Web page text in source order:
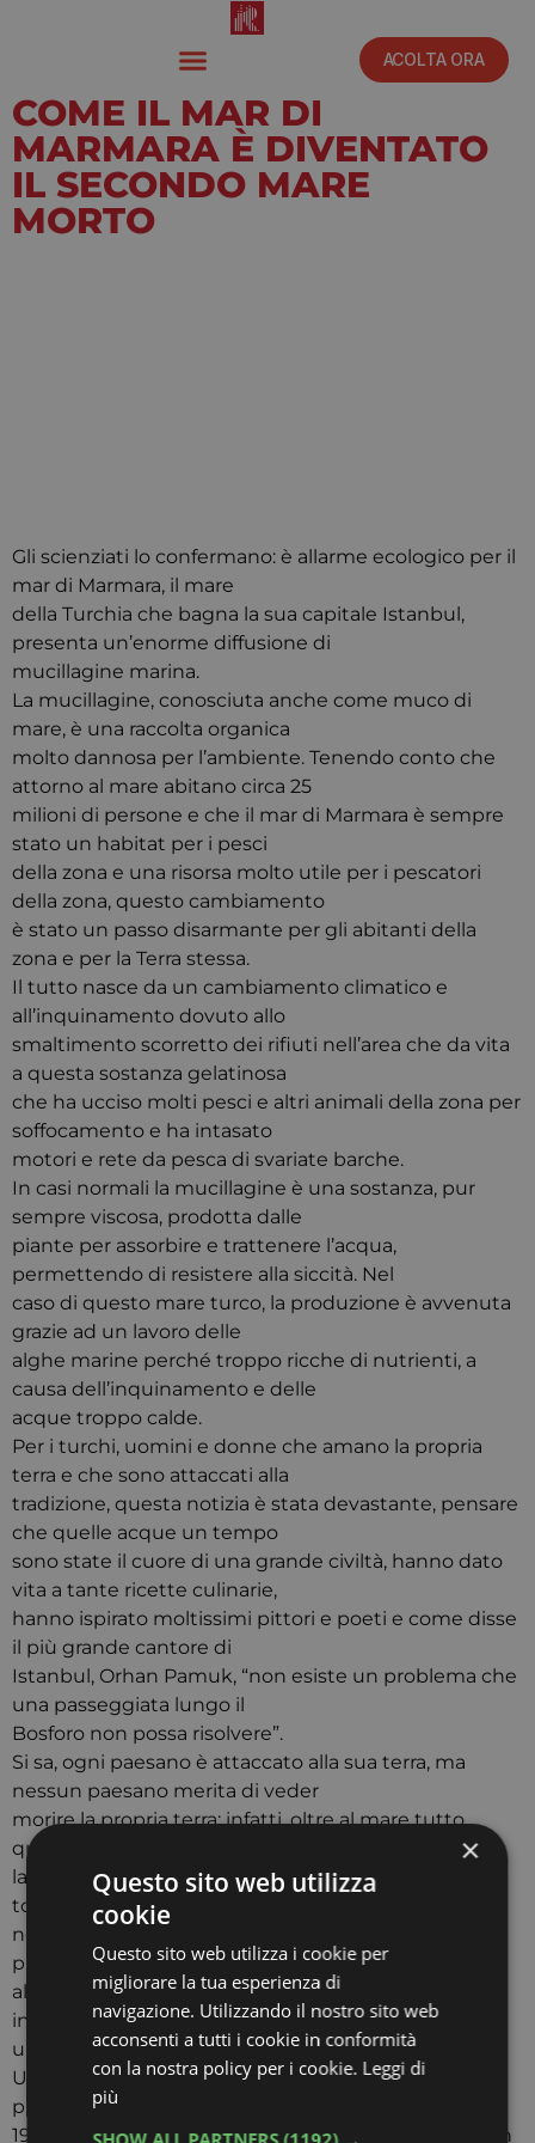
ACOLTA ORA
COME IL MAR DI
MARMARA È DIVENTATO
IL SECONDO MARE
MORTO
Gli scienziati lo confermano: è allarme ecologico per il
mar di Marmara, il mare
della Turchia che bagna la sua capitale Istanbul,
presenta un’enorme diffusione di
mucillagine marina.
La mucillagine, conosciuta anche come muco di
mare, è una raccolta organica
molto dannosa per l’ambiente. Tenendo conto che
attorno al mare abitano circa 25
milioni di persone e che il mar di Marmara è sempre
stato un habitat per i pesci
della zona e una risorsa molto utile per i pescatori
della zona, questo cambiamento
è stato un passo disarmante per gli abitanti della
zona e per la Terra stessa.
Il tutto nasce da un cambiamento climatico e
all’inquinamento dovuto allo
smaltimento scorretto dei rifiuti nell’area che da vita
a questa sostanza gelatinosa
che ha ucciso molti pesci e altri animali della zona per
soffocamento e ha intasato
motori e rete da pesca di svariate barche.
In casi normali la mucillagine è una sostanza, pur
sempre viscosa, prodotta dalle
piante per assorbire e trattenere l’acqua,
permettendo di resistere alla siccità. Nel
caso di questo mare turco, la produzione è avvenuta
grazie ad un lavoro delle
alghe marine perché troppo ricche di nutrienti, a
causa dell’inquinamento e delle
acque troppo calde.
Per i turchi, uomini e donne che amano la propria
terra e che sono attaccati alla
tradizione, questa notizia è stata devastante, pensare
che quelle acque un tempo
sono state il cuore di una grande civiltà, hanno dato
vita a tante ricette culinarie,
hanno ispirato moltissimi pittori e poeti e come disse
il più grande cantore di
Istanbul, Orhan Pamuk, “non esiste un problema che
una passeggiata lungo il
Bosforo non possa risolvere”.
Si sa, ogni paesano è attaccato alla sua terra, ma
nessun paesano merita di veder
morire la propria terra; infatti, oltre al mare tutto
questo si è espanso anche per i
laghi e fiumi vicini, portando a galla tonnellate di
tonni, il pesce per cui la città era
nota. Le domande che sorgono è che questo
problema si possa estendere anche
al mar Nero e al mar Egeo, se non curato in tempo;
inoltre che questo distrugga
un pezzo di cultura.
Una volta questo mare era cristallino, ma pare i suoi
problemi siano iniziati nel
1989, quando è stato inserito un sistema di scarico in
×
Questo sito web utilizza
cookie
Questo sito web utilizza i cookie per
migliorare la tua esperienza di
navigazione. Utilizzando il nostro sito web
acconsenti a tutti i cookie in conformità
con la nostra policy per i cookie. Leggi di
più